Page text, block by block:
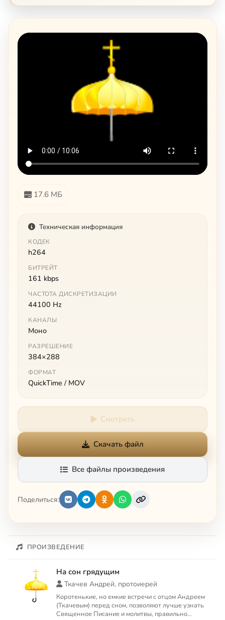
17.6 МБ
Техническая информация
КОДЕК
h264
БИТРЕЙТ
161 kbps
ЧАСТОТА ДИСКРЕТИЗАЦИИ
44100 Hz
КАНАЛЫ
Моно
РАЗРЕШЕНИЕ
384×288
ФОРМАТ
QuickTime / MOV
Смотреть
Скачать файл
Все файлы произведения
Поделиться:
ПРОИЗВЕДЕНИЕ
На сон грядущим
Ткачев Андрей, протоиерей
Коротенькие, но емкие встречи с отцом Андреем
(Ткачевым) перед сном, позволяют лучше узнать
Священное Писание и молитвы, правильно